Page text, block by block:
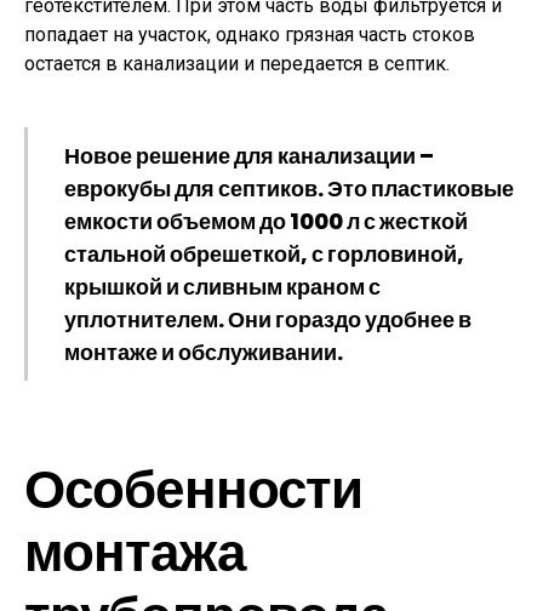
геотекстителем. При этом часть воды фильтруется и
попадает на участок, однако грязная часть стоков
остается в канализации и передается в септик.
Новое решение для канализации –
еврокубы для септиков. Это пластиковые
емкости объемом до 1000 л с жесткой
стальной обрешеткой, с горловиной,
крышкой и сливным краном с
уплотнителем. Они гораздо удобнее в
монтаже и обслуживании.
Особенности
монтажа